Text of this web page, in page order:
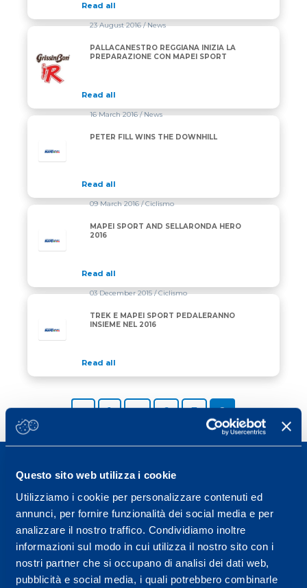
Questo sito web utilizza i cookie
Utilizziamo i cookie per personalizzare contenuti ed
annunci, per fornire funzionalità dei social media e per
analizzare il nostro traffico. Condividiamo inoltre
informazioni sul modo in cui utilizza il nostro sito con i
nostri partner che si occupano di analisi dei dati web,
pubblicità e social media, i quali potrebbero combinarle
Read all
PALLACANESTRO REGGIANA INIZIA LA
23 August 2016/ News
PALLACANESTRO REGGIANA INIZIA LA
PREPARAZIONE CON MAPEI SPORT
Read all
16 March 2016/ News
PETER FILL WINS THE DOWNHILL
Read all
09 March 2016/ Ciclismo
MAPEI SPORT AND SELLARONDA HERO
2016
Read all
03 December 2015/ Ciclismo
TREK E MAPEI SPORT PEDALERANNO
INSIEME NEL 2016
Read all
«Previous page
Page
1 … Page
6 Page
7 Page
8
Sport Service Mapei S.r.l. - Via Busto Fagnano 38,
21057 Olgiate Olona (Varese) Italy.
To book a visit or for further information call +39